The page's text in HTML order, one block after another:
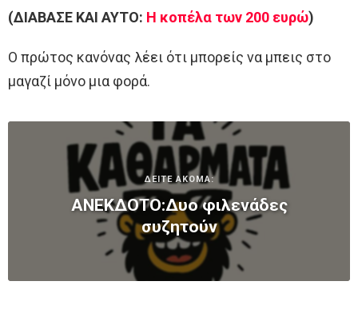
(ΔΙΑΒΑΣΕ ΚΑΙ ΑΥΤΟ: Η κοπέλα των 200 ευρώ)
Ο πρώτος κανόνας λέει ότι μπορείς να μπεις στο
μαγαζί μόνο μια φορά.
ΔΕΙΤΕ ΑΚΟΜΑ:
ΑΝΕΚΔΟΤΟ:Δυο φιλενάδες
συζητούν